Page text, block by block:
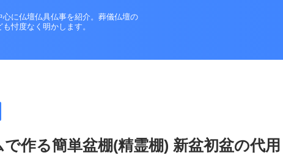
に仏壇仏具仏事を紹介。葬儀仏壇の
忖度なく明かします。
作る簡単盆棚(精霊棚) 新盆初盆の代用